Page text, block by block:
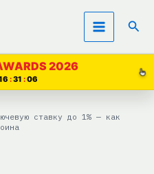
2026
31 05
ставку до 1% — как